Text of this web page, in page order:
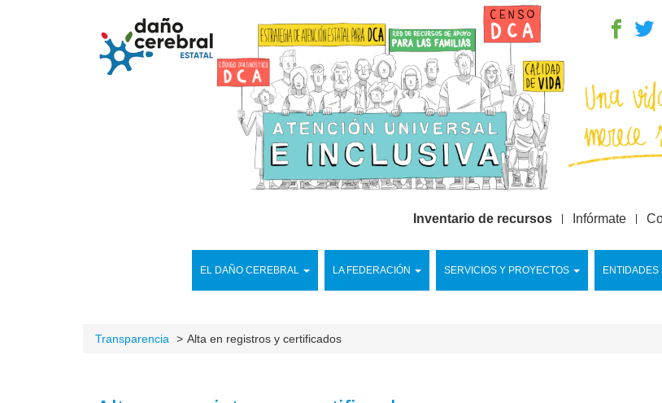
EL DAÑO CEREBRAL LA FEDERACIÓN SERVICIOS Y PROYECTOS ENTIDADES
Inventario de recursos Infórmate
Transparencia Alta en registros y certificados